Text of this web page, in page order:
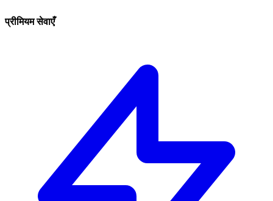
प्रीमियम सेवाएँ